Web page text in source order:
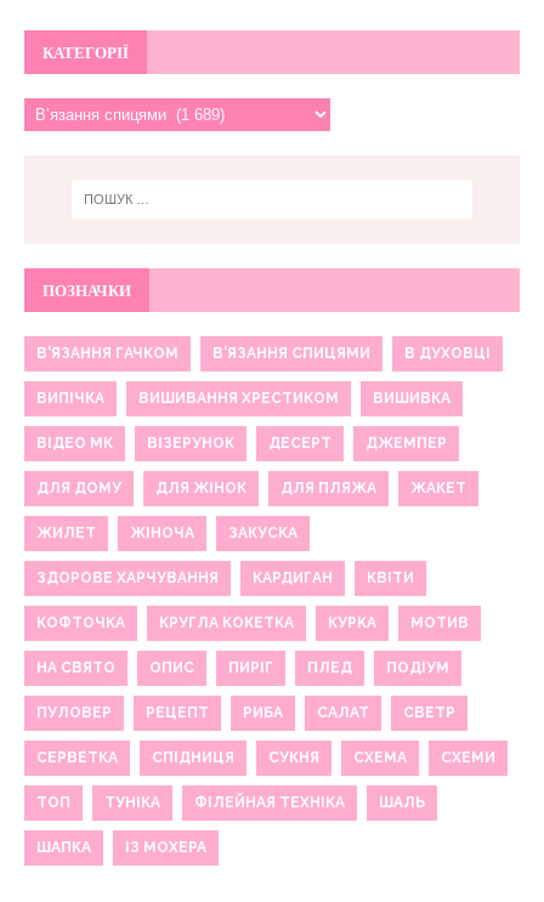
КАТЕГОРІЇ
ПОЗНАЧКИ
В'ЯЗАННЯ ГАЧКОМ В'ЯЗАННЯ СПИЦЯМИ В ДУХОВЦІ
ВИПІЧКА ВИШИВАННЯ ХРЕСТИКОМ ВИШИВКА
ВІДЕО МК ВІЗЕРУНОК ДЕСЕРТ ДЖЕМПЕР
ДЛЯ ДОМУ ДЛЯ ЖІНОК ДЛЯ ПЛЯЖА ЖАКЕТ
ЖИЛЕТ ЖІНОЧА ЗАКУСКА
ЗДОРОВЕ ХАРЧУВАННЯ КАРДИГАН КВІТИ
КОФТОЧКА КРУГЛА КОКЕТКА КУРКА МОТИВ
НА СВЯТО ОПИС ПИРІГ ПЛЕД ПОДІУМ
ПУЛОВЕР РЕЦЕПТ РИБА САЛАТ СВЕТР
СЕРВЕТКА СПІДНИЦЯ СУКНЯ СХЕМА СХЕМИ
ТОП ТУНІКА ФІЛЕЙНАЯ ТЕХНІКА ШАЛЬ
ШАПКА ІЗ МОХЕРА